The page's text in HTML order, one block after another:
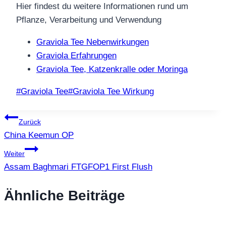
Hier findest du weitere Informationen rund um
Pflanze, Verarbeitung und Verwendung
Graviola Tee Nebenwirkungen
Graviola Erfahrungen
Graviola Tee, Katzenkralle oder Moringa
Schlagworte:
#Graviola Tee#Graviola Tee Wirkung
Beitragsnavigation
Zurück
China Keemun OP
Weiter
Assam Baghmari FTGFOP1 First Flush
Ähnliche Beiträge